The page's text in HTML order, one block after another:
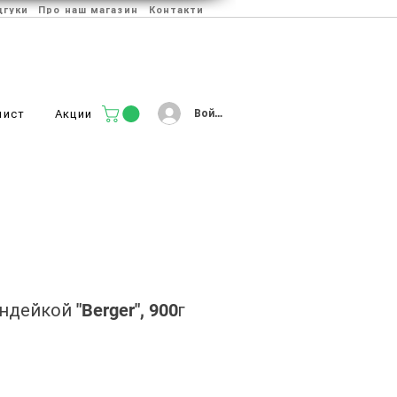
Про наш магазин Контакти
Акции Войти
"Berger", 900г